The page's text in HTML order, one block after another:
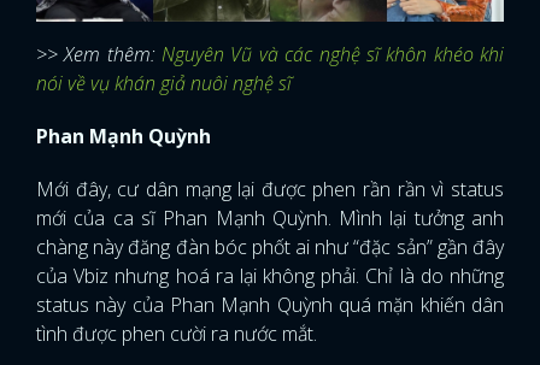
>> Xem thêm:Nguyên Vũ và các nghệ sĩ khôn khéo khi
nói về vụ khán giả nuôi nghệ sĩ
Phan Mạnh Quỳnh
Mới đây, cư dân mạng lại được phen rần rần vì status
mới của ca sĩ Phan Mạnh Quỳnh. Mình lại tưởng anh
chàng này đăng đàn bóc phốt ai như “đặc sản” gần đây
của Vbiz nhưng hoá ra lại không phải. Chỉ là do những
status này của Phan Mạnh Quỳnh quá mặn khiến dân
tình được phen cười ra nước mắt.